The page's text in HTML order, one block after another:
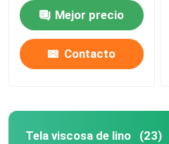
Mejor precio
Contacto
Tela viscosa de lino (23)